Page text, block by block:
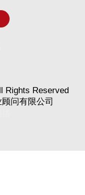
Rights Reserved
问有限公司